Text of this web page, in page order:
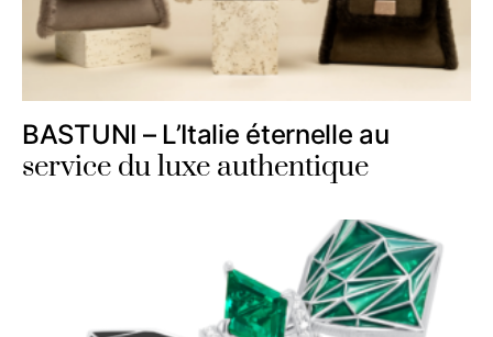
BASTUNI – L’Italie éternelle au
service du luxe authentique